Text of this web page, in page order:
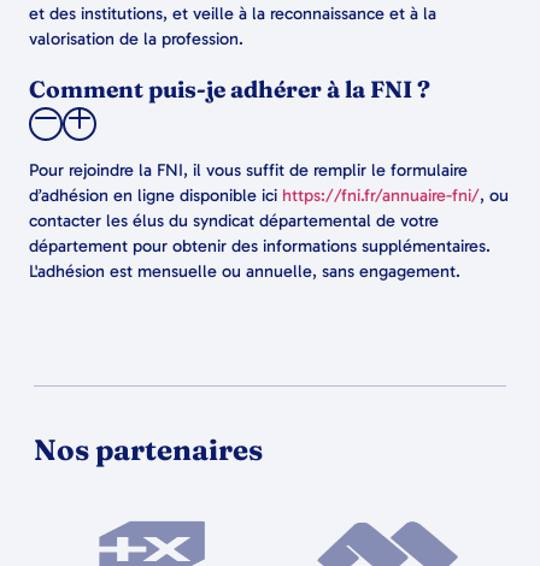
et des institutions, et veille à la reconnaissance et à la
valorisation de la profession.
Comment puis-je adhérer à la FNI ?
Pour rejoindre la FNI, il vous suffit de remplir le formulaire
d’adhésion en ligne disponible ici https://fni.fr/annuaire-fni/, ou
contacter les élus du syndicat départemental de votre
département pour obtenir des informations supplémentaires.
L'adhésion est mensuelle ou annuelle, sans engagement.
Nos partenaires